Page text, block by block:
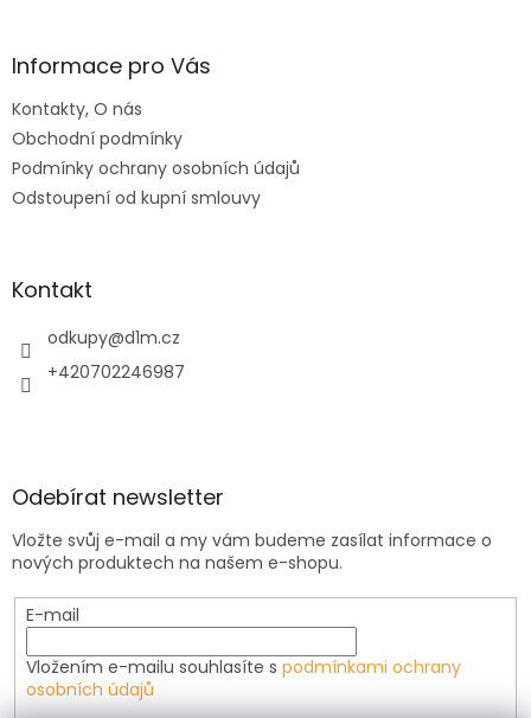
aInformace pro Vás
Kontakty, O nás
Obchodní podmínky
Podmínky ochrany osobních údajů
Odstoupení od kupní smlouvy
Kontakt
odkupy@d1m.cz
+420702246987
Odebírat newsletter
Vložte svůj e-mail a my vám budeme zasílat informace o
nových produktech na našem e-shopu.
E-mail
Vložením e-mailu souhlasíte s podmínkami ochrany
osobních údajů